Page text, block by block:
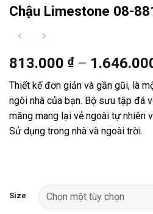
Chậu Limestone 08-
813.000 ₫ –
Thiết kế đơn giản và gần gũi, là
ngôi nhà của bạn. Bộ sưu tập đá
măng mang lại vẻ ngoài tự nhiên
Sử dụng trong nhà và ngoài trời.
Size